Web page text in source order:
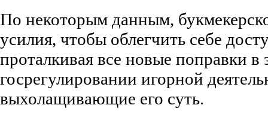
По некоторым данным,
усилия, чтобы облегчить себе
проталкивая все новые поправки в
госрегулировании игорной
выхолащивающие его суть.